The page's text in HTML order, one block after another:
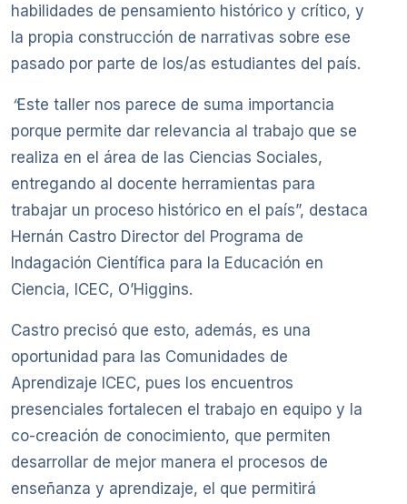
habilidades de pensamiento histórico y crítico, y
la propia construcción de narrativas sobre ese
pasado por parte de los/as estudiantes del país.
“Este taller nos parece de suma importancia
porque permite dar relevancia al trabajo que se
realiza en el área de las Ciencias Sociales,
entregando al docente herramientas para
trabajar un proceso histórico en el país”, destaca
Hernán Castro Director del Programa de
Indagación Científica para la Educación en
Ciencia, ICEC, O’Higgins.
Castro precisó que esto, además, es una
oportunidad para las Comunidades de
Aprendizaje ICEC, pues los encuentros
presenciales fortalecen el trabajo en equipo y la
co-creación de conocimiento, que permiten
desarrollar de mejor manera el procesos de
enseñanza y aprendizaje, el que permitirá